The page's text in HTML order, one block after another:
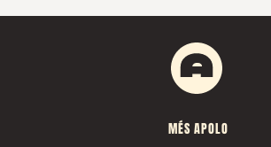
MÉS APOLO